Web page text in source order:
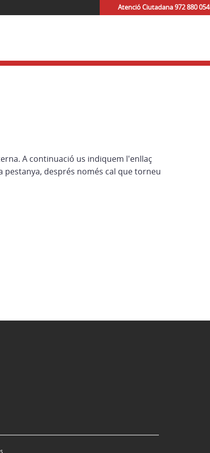
Atenció Ciutadana 972 880 054
A continuació us indiquem l'enllaç
després només cal que torneu